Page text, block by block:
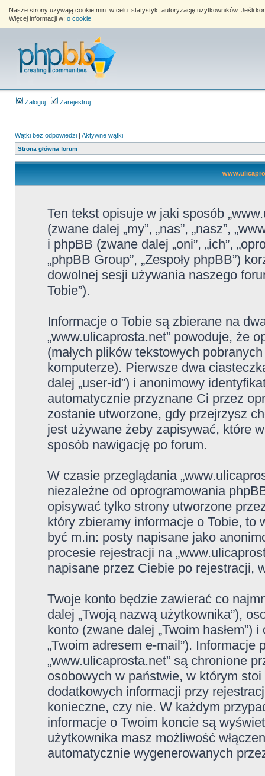
Nasze strony używają cookie min. w celu: statystyk, autoryzację użytkowników. Jeśli
Więcej informacji w: o cookie
Zaloguj Zarejestruj
Wątki bez odpowiedzi | Aktywne wątki
Strona główna forum
Ten tekst opisuje w jaki sposób
(zwane dalej „my”, „nas”, „nasz”,
i phpBB (zwane dalej „oni”, „ich”,
„phpBB Group”, „Zespoły phpBB”)
dowolnej sesji używania naszego
Tobie”).
Informacje o Tobie są zbierane na
„www.ulicaprosta.net” powoduje, że
(małych plików tekstowych
komputerze). Pierwsze dwa
dalej „user-id”) i anonimowy
automatycznie przyznane Ci przez
zostanie utworzone, gdy przejrzysz
jest używane żeby zapisywać, które
sposób nawigację po forum.
W czasie przeglądania
niezależne od oprogramowania
opisywać tylko strony utworzone
który zbieramy informacje o Tobie, to
być m.in: posty napisane jako
procesie rejestracji na
napisane przez Ciebie po rejestracji,
Twoje konto będzie zawierać co
dalej „Twoją nazwą użytkownika”),
konto (zwane dalej „Twoim
„Twoim adresem e-mail”). Informacje
„www.ulicaprosta.net” są chronione
osobowych w państwie, w którym
dodatkowych informacji przy
konieczne, czy nie. W każdym
informacje o Twoim koncie są
użytkownika masz możliwość
automatycznie wygenerowanych